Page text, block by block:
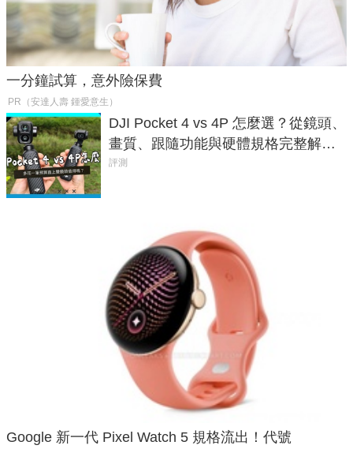
一分鐘試算，意外險保費
PR（安達人壽 鍾愛意生）
DJI Pocket 4 vs 4P 怎麼選？從鏡頭、
畫質、跟隨功能與硬體規格完整解
析，一次看懂兩台差異
評測
Google 新一代 Pixel Watch 5 規格流出！代號